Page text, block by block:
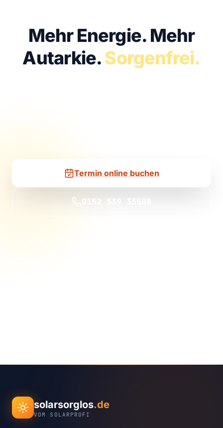
Mehr Energie. Mehr
Autarkie.Sorgenfrei.
Termin online buchen
0152 539 35508
solarsorglos.de
VOM SOLARPROFI